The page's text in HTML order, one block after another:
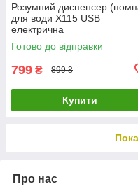
Розумний диспенсер
для води X115 USB
електрична
Готово до відправки
799 ₴ 899 ₴
Купити
Про нас